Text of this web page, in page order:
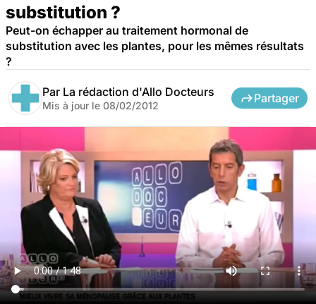
substitution ?
Peut-on échapper au traitement hormonal de
substitution avec les plantes, pour les mêmes résultats
?
Par La rédaction d'Allo Docteurs
Mis à jour le 08/02/2012
Partager